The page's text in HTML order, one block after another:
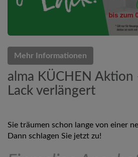
Mehr Informationen
alma KÜCHEN Aktion
Lack verlängert
Sie träumen schon lange von einer
Dann schlagen Sie jetzt zu!